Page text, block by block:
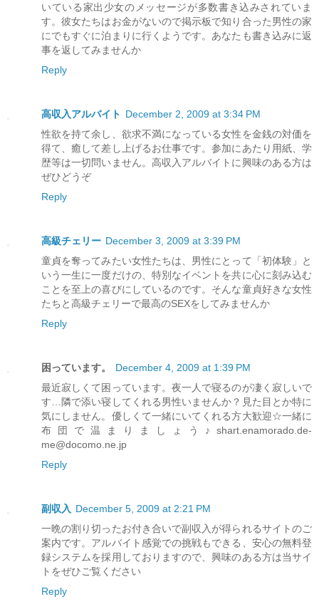
いている家出少女のメッセージが多数書き込みされていま
す。彼女たちはお金がないので掲示板で知り合った男性の家
にでもすぐに泊まりに行くようです。あなたも書き込みに返
事を返してみませんか
Reply
高収入アルバイト December 2, 2009 at 3:34 PM
性欲を持て余し、欲求不満になっている女性を金銭の対価を
得て、癒して差し上げるお仕事です。参加にあたり用紙、学
歴等は一切問いません。高収入アルバイトに興味のある方は
ぜひどうぞ
Reply
高級チェリー December 3, 2009 at 3:39 PM
童貞を奪ってみたい女性たちは、男性にとって「初体験」と
いう一生に一度だけの、特別なイベントを共に心に刻み込む
ことを至上の喜びにしているのです。そんな童貞好きな女性
たちと高級チェリーで最高のSEXをしてみませんか
Reply
困っています。
December 4, 2009 at 1:39 PM
最近寂しくて困っています。夜一人で寝るのが凄く寂しいで
す…隣で添い寝してくれる男性いませんか？見た目とか特に
気にしません。優しくて一緒にいてくれる方大歓迎☆一緒に
布団で温まりましょう♪shart.enamorado.de-
me@docomo.ne.jp
Reply
副収入 December 5, 2009 at 2:21 PM
一晩の割り切ったお付き合いで副収入が得られるサイトのご
案内です。アルバイト感覚での挑戦もできる、安心の無料登
録システムを採用しておりますので、興味のある方は当サイ
トをぜひご覧ください
Reply